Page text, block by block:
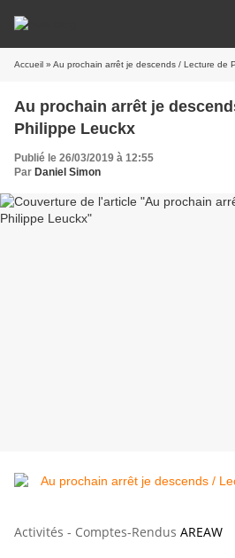
Accueil » Au prochain arrêt je descends / Lecture de
Au prochain arrêt je
Philippe Leuckx
Publié le 26/03/2019 à 12:55
Par Daniel Simon
Activités - Comptes-Rendus AREAW